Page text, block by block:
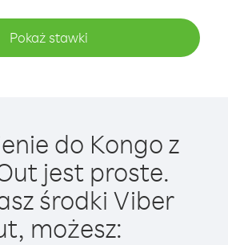
Pokaż stawki
do Kongo z
jest proste.
środki Viber
możesz: